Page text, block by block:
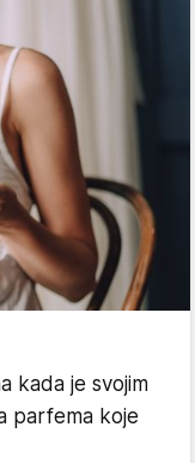
kada je svojim
parfema koje